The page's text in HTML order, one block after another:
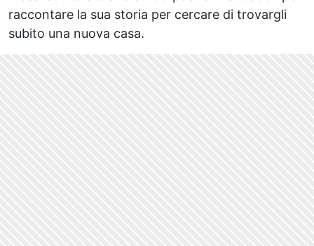
raccontare la sua storia per cercare di trovargli
subito una nuova casa.